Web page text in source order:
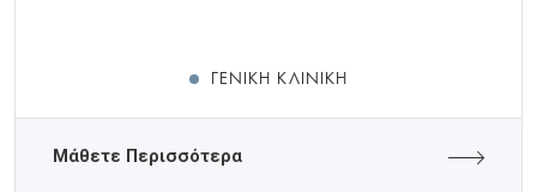
ΓΕΝΙΚΉ ΚΛΙΝΙΚΉ
Μάθετε Περισσότερα